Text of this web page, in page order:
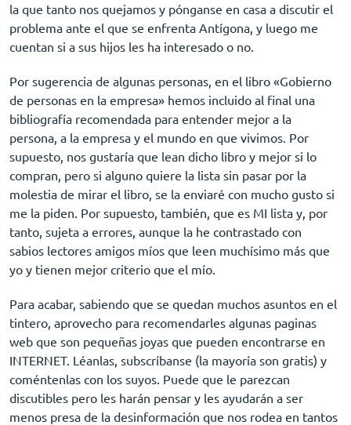
la que tanto nos quejamos y pónganse en casa a discutir el
problema ante el que se enfrenta Antígona, y luego me
cuentan si a sus hijos les ha interesado o no.
Por sugerencia de algunas personas, en el libro «Gobierno
de personas en la empresa» hemos incluido al final una
bibliografía recomendada para entender mejor a la
persona, a la empresa y el mundo en que vivimos. Por
supuesto, nos gustaría que lean dicho libro y mejor si lo
compran, pero si alguno quiere la lista sin pasar por la
molestia de mirar el libro, se la enviaré con mucho gusto si
me la piden. Por supuesto, también, que es MI lista y, por
tanto, sujeta a errores, aunque la he contrastado con
sabios lectores amigos míos que leen muchísimo más que
yo y tienen mejor criterio que el mío.
Para acabar, sabiendo que se quedan muchos asuntos en el
tintero, aprovecho para recomendarles algunas paginas
web que son pequeñas joyas que pueden encontrarse en
INTERNET. Léanlas, subscríbanse (la mayoría son gratis) y
coméntenlas con los suyos. Puede que le parezcan
discutibles pero les harán pensar y les ayudarán a ser
menos presa de la desinformación que nos rodea en tantos